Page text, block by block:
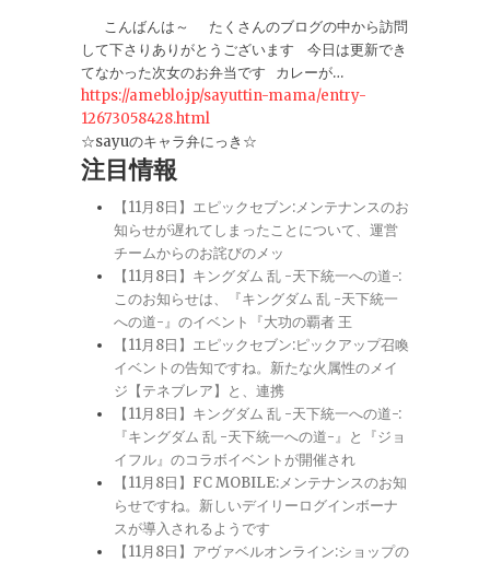
こんばんは～ たくさんのブログの中から訪問
して下さりありがとうございます 今日は更新でき
てなかった次女のお弁当です カレーが…
https://ameblo.jp/sayuttin-mama/entry-
12673058428.html
☆sayuのキャラ弁にっき☆
注目情報
【11月8日】エピックセブン:メンテナンスのお
知らせが遅れてしまったことについて、運営
チームからのお詫びのメッ
【11月8日】キングダム 乱 -天下統一への道-:
このお知らせは、『キングダム 乱 -天下統一
への道-』のイベント『大功の覇者 王
【11月8日】エピックセブン:ピックアップ召喚
イベントの告知ですね。新たな火属性のメイ
ジ【テネブレア】と、連携
【11月8日】キングダム 乱 -天下統一への道-:
『キングダム 乱 -天下統一への道-』と『ジョ
イフル』のコラボイベントが開催され
【11月8日】FC MOBILE:メンテナンスのお知
らせですね。新しいデイリーログインボーナ
スが導入されるようです
【11月8日】アヴァベルオンライン:ショップの